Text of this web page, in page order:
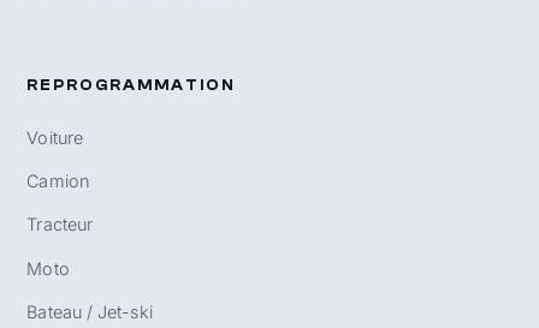
REPROGRAMMATION
Voiture
Camion
Tracteur
Moto
Bateau / Jet-ski